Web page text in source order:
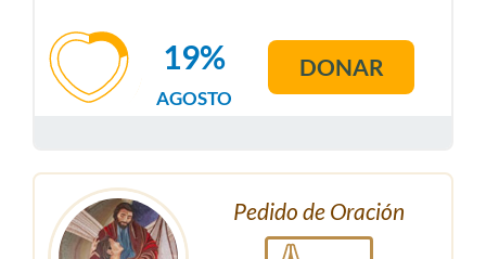
AGOSTO
19% DONAR
Pedido de Oración